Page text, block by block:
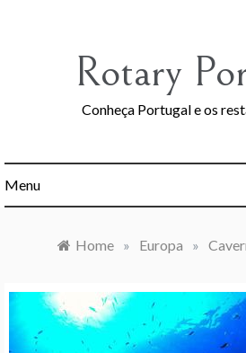
Rotary
Conheça Portugal e os
Menu
Home » Europa »